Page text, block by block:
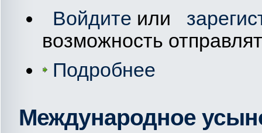
Войдите или
возможность
Подробнее
Международное